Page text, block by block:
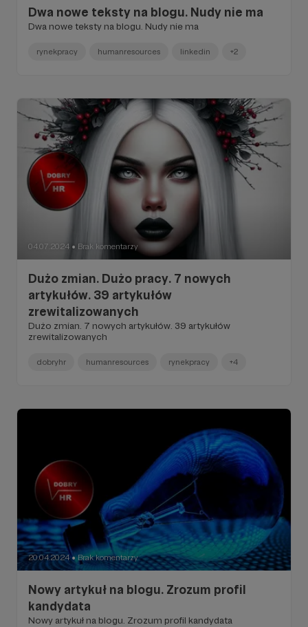
Dwa nowe teksty na blogu. Nudy nie ma
Dwa nowe teksty na blogu. Nudy nie ma
rynekpracy humanresources linkedin +2
04.07.2024 ● Brak komentarzy
Dużo zmian. Dużo pracy. 7 nowych
artykułów. 39 artykułów
zrewitalizowanych
Dużo zmian. 7 nowych artykułów. 39 artykułów
zrewitalizowanych
dobryhr humanresources rynekpracy +4
20.04.2024 ● Brak komentarzy
Nowy artykuł na blogu. Zrozum profil
kandydata
Nowy artykuł na blogu. Zrozum profil kandydata